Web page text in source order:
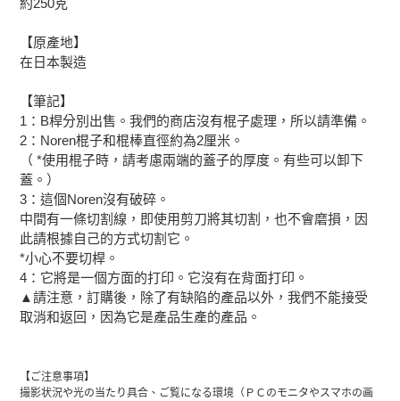
【原產地】
在日本製造
【筆記】
1：B桿分別出售。我們的商店沒有棍子處理，所以請準備。
2：Noren棍子和棍棒直徑約為2厘米。
（ *使用棍子時，請考慮兩端的蓋子的厚度。有些可以卸下
蓋。）
3：這個Noren沒有破碎。
中間有一條切割線，即使用剪刀將其切割，也不會磨損，因
此請根據自己的方式切割它。
*小心不要切桿。
4：它將是一個方面的打印。它沒有在背面打印。
▲請注意，訂購後，除了有缺陷的產品以外，我們不能接受
取消和返回，因為它是產品生產的產品。
【ご注意事項】
撮影状況や光の当たり具合、ご覧になる環境（ＰＣのモニタやスマホの画